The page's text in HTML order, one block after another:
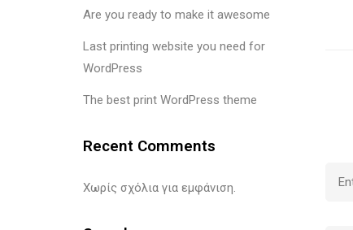
Are you ready to make it awesome
Last printing website you need for
WordPress
The best print WordPress theme
Recent Comments
Χωρίς σχόλια για εμφάνιση.